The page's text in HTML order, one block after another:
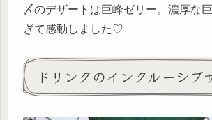
〆のデザートは巨峰ゼリー。濃厚な
ぎて感動しました♡
ドリンクのインクルーシブ